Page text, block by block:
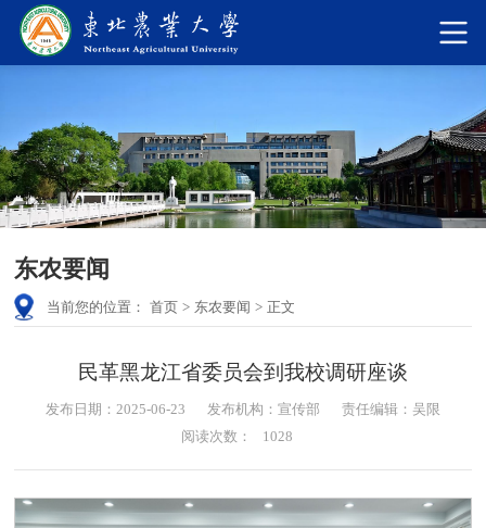
东农要闻
当前您的位置： 首页 > 东农要闻 > 正文
民革黑龙江省委员会到我校调研座谈
发布日期：2025-06-23 发布机构：宣传部
责任编辑：吴限
阅读次数：
1028